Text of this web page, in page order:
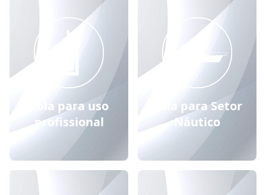
Cola para uso
profissional
Cola para Setor
Náutico